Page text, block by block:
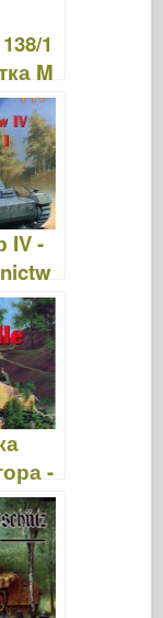
1
M
и
IV -
-
1 -
101